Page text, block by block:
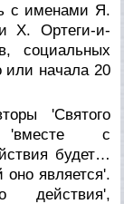
с именами Я.
Х. Ортеги-и-
социальных
или начала 20
'Святого
'вместе с
будет…
является'.
действия',